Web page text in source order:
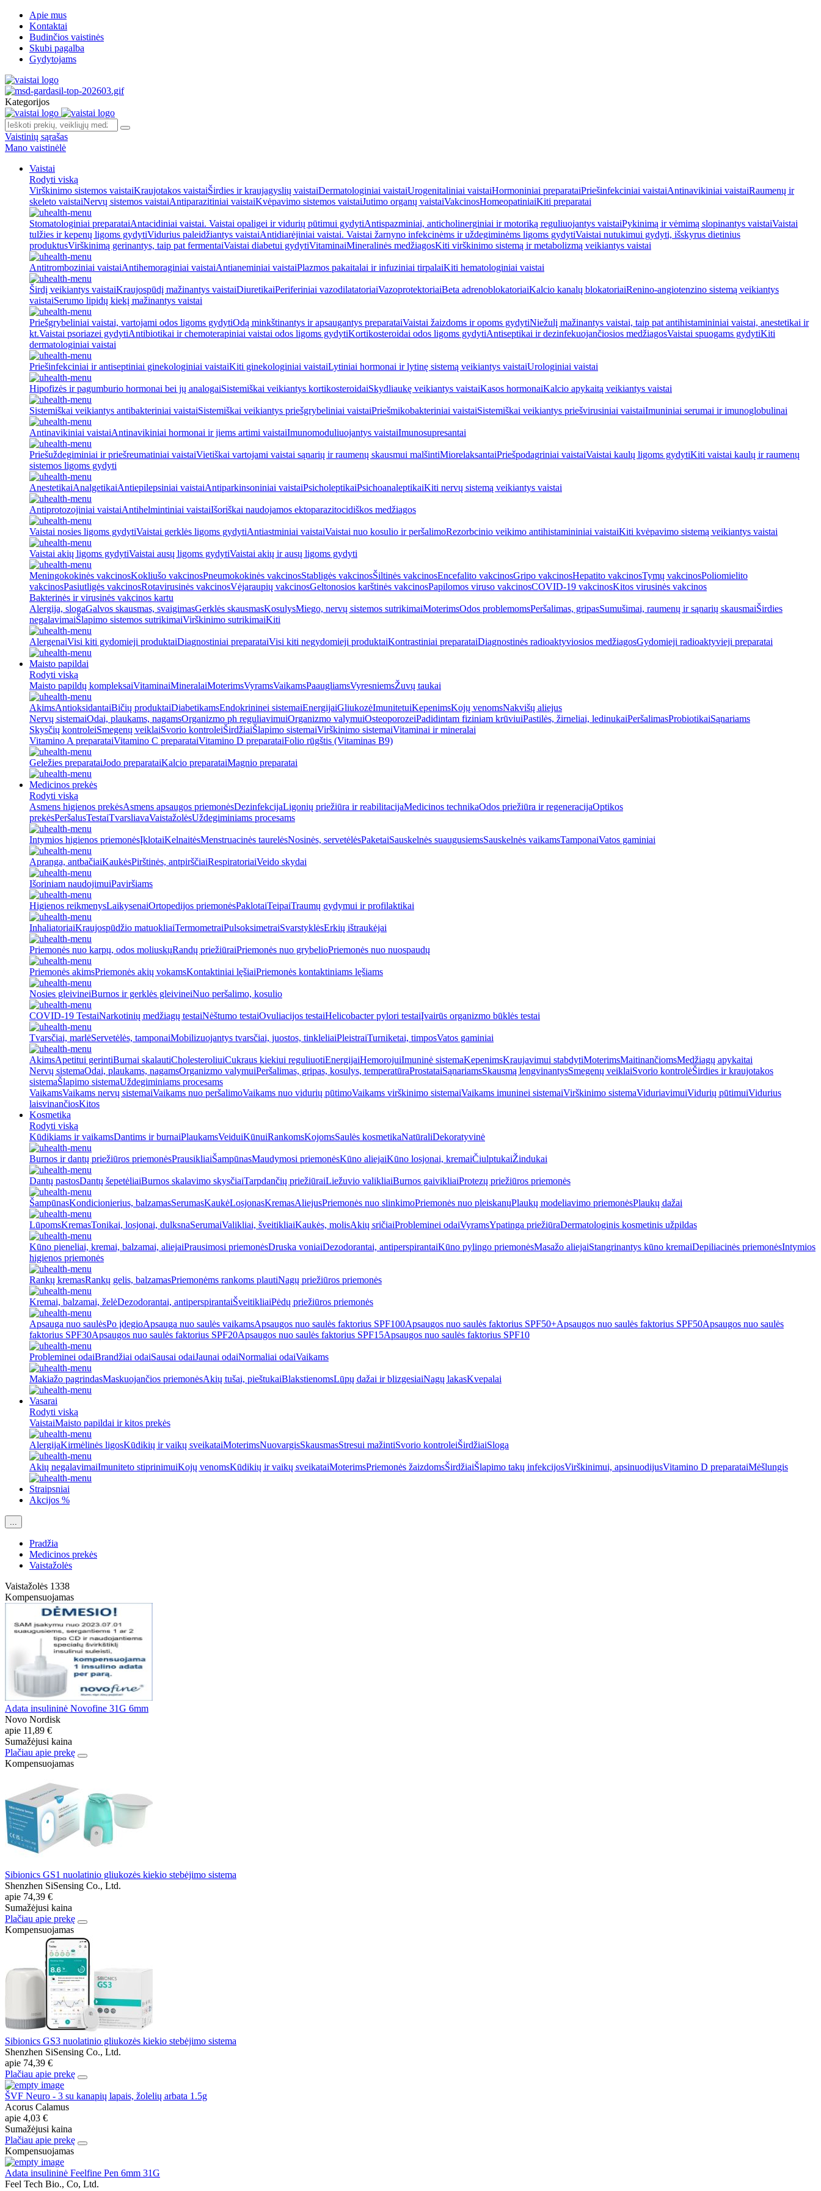
Apie mus
Kontaktai
Budinčios vaistinės
Skubi pagalba
Gydytojams
Kategorijos
Vaistinių sąrašas
Mano vaistinėlė
Vaistai
Rodyti viską
Virškinimo sistemos vaistaiKraujotakos vaistaiŠirdies ir kraujagyslių vaistaiDermatologiniai vaistaiUrogenitaliniai vaistaiHormoniniai preparataiPriešinfekciniai vaistaiAntinavikiniai vaistaiRaumenų ir
skeleto vaistaiNervų sistemos vaistaiAntiparazitiniai vaistaiKvėpavimo sistemos vaistaiJutimo organų vaistaiVakcinosHomeopatiniaiKiti preparatai
Stomatologiniai preparataiAntacidiniai vaistai. Vaistai opaligei ir vidurių pūtimui gydytiAntispazminiai, anticholinerginiai ir motoriką reguliuojantys vaistaiPykinimą ir vėmimą slopinantys vaistaiVaistai
tulžies ir kepenų ligoms gydytiVidurius paleidžiantys vaistaiAntidiarėjiniai vaistai. Vaistai žarnyno infekcinėms ir uždegiminėms ligoms gydytiVaistai nutukimui gydyti, išskyrus dietinius
produktusVirškinimą gerinantys, taip pat fermentaiVaistai diabetui gydytiVitaminaiMineralinės medžiagosKiti virškinimo sistemą ir metabolizmą veikiantys vaistai
Antitromboziniai vaistaiAntihemoraginiai vaistaiAntianeminiai vaistaiPlazmos pakaitalai ir infuziniai tirpalaiKiti hematologiniai vaistai
Širdį veikiantys vaistaiKraujospūdį mažinantys vaistaiDiuretikaiPeriferiniai vazodilatatoriaiVazoprotektoriaiBeta adrenoblokatoriaiKalcio kanalų blokatoriaiRenino-angiotenzino sistemą veikiantys
vaistaiSerumo lipidų kiekį mažinantys vaistai
Priešgrybeliniai vaistai, vartojami odos ligoms gydytiOdą minkštinantys ir apsaugantys preparataiVaistai žaizdoms ir opoms gydytiNiežulį mažinantys vaistai, taip pat antihistamininiai vaistai, anestetikai ir
kt.Vaistai psoriazei gydytiAntibiotikai ir chemoterapiniai vaistai odos ligoms gydytiKortikosteroidai odos ligoms gydytiAntiseptikai ir dezinfekuojančiosios medžiagosVaistai spuogams gydytiKiti
dermatologiniai vaistai
Priešinfekciniai ir antiseptiniai ginekologiniai vaistaiKiti ginekologiniai vaistaiLytiniai hormonai ir lytinę sistemą veikiantys vaistaiUrologiniai vaistai
Hipofizės ir pagumburio hormonai bei jų analogaiSistemiškai veikiantys kortikosteroidaiSkydliaukę veikiantys vaistaiKasos hormonaiKalcio apykaitą veikiantys vaistai
Sistemiškai veikiantys antibakteriniai vaistaiSistemiškai veikiantys priešgrybeliniai vaistaiPriešmikobakteriniai vaistaiSistemiškai veikiantys priešvirusiniai vaistaiImuniniai serumai ir imunoglobulinai
Antinavikiniai vaistaiAntinavikiniai hormonai ir jiems artimi vaistaiImunomoduliuojantys vaistaiImunosupresantai
Priešuždegiminiai ir priešreumatiniai vaistaiVietiškai vartojami vaistai sąnarių ir raumenų skausmui malšintiMiorelaksantaiPriešpodagriniai vaistaiVaistai kaulų ligoms gydytiKiti vaistai kaulų ir raumenų
sistemos ligoms gydyti
AnestetikaiAnalgetikaiAntiepilepsiniai vaistaiAntiparkinsoniniai vaistaiPsicholeptikaiPsichoanaleptikaiKiti nervų sistemą veikiantys vaistai
Antiprotozojiniai vaistaiAntihelmintiniai vaistaiIšoriškai naudojamos ektoparazitocidiškos medžiagos
Vaistai nosies ligoms gydytiVaistai gerklės ligoms gydytiAntiastminiai vaistaiVaistai nuo kosulio ir peršalimoRezorbcinio veikimo antihistamininiai vaistaiKiti kvėpavimo sistemą veikiantys vaistai
Vaistai akių ligoms gydytiVaistai ausų ligoms gydytiVaistai akių ir ausų ligoms gydyti
Meningokokinės vakcinosKokliušo vakcinosPneumokokinės vakcinosStabligės vakcinosŠiltinės vakcinosEncefalito vakcinosGripo vakcinosHepatito vakcinosTymų vakcinosPoliomielito
vakcinosPasiutligės vakcinosRotavirusinės vakcinosVėjaraupių vakcinosGeltonosios karštinės vakcinosPapilomos viruso vakcinosCOVID-19 vakcinosKitos virusinės vakcinos
Bakterinės ir virusinės vakcinos kartu
Alergija, slogaGalvos skausmas, svaigimasGerklės skausmasKosulysMiego, nervų sistemos sutrikimaiMoterimsOdos problemomsPeršalimas, gripasSumušimai, raumenų ir sąnarių skausmaiŠirdies
negalavimaiŠlapimo sistemos sutrikimaiVirškinimo sutrikimaiKiti
AlergenaiVisi kiti gydomieji produktaiDiagnostiniai preparataiVisi kiti negydomieji produktaiKontrastiniai preparataiDiagnostinės radioaktyviosios medžiagosGydomieji radioaktyvieji preparatai
Maisto papildai
Rodyti viską
Maisto papildų kompleksaiVitaminaiMineralaiMoterimsVyramsVaikamsPaaugliamsVyresniemsŽuvų taukai
AkimsAntioksidantaiBičių produktaiDiabetikamsEndokrininei sistemaiEnergijaiGliukozėImunitetuiKepenimsKojų venomsNakvišų aliejus
Nervų sistemaiOdai, plaukams, nagamsOrganizmo ph reguliavimuiOrganizmo valymuiOsteoporozeiPadidintam fiziniam krūviuiPastilės, žirneliai, ledinukaiPeršalimasProbiotikaiSąnariams
Skysčių kontroleiSmegenų veiklaiSvorio kontroleiŠirdžiaiŠlapimo sistemaiVirškinimo sistemaiVitaminai ir mineralai
Vitamino A preparataiVitamino C preparataiVitamino D preparataiFolio rūgštis (Vitaminas B9)
Geležies preparataiJodo preparataiKalcio preparataiMagnio preparatai
Medicinos prekės
Rodyti viską
Asmens higienos prekėsAsmens apsaugos priemonėsDezinfekcijaLigonių priežiūra ir reabilitacijaMedicinos technikaOdos priežiūra ir regeneracijaOptikos
prekėsPeršalusTestaiTvarsliavaVaistažolėsUždegiminiams procesams
Intymios higienos priemonėsĮklotaiKelnaitėsMenstruacinės taurelėsNosinės, servetėlėsPaketaiSauskelnės suaugusiemsSauskelnės vaikamsTamponaiVatos gaminiai
Apranga, antbačiaiKaukėsPirštinės, antpirščiaiRespiratoriaiVeido skydai
Išoriniam naudojimuiPaviršiams
Higienos reikmenysLaikysenaiOrtopedijos priemonėsPaklotaiTeipaiTraumų gydymui ir profilaktikai
InhaliatoriaiKraujospūdžio matuokliaiTermometraiPulsoksimetraiSvarstyklėsErkių ištraukėjai
Priemonės nuo karpų, odos moliuskųRandų priežiūraiPriemonės nuo grybelioPriemonės nuo nuospaudų
Priemonės akimsPriemonės akių vokamsKontaktiniai lęšiaiPriemonės kontaktiniams lęšiams
Nosies gleivineiBurnos ir gerklės gleivineiNuo peršalimo, kosulio
COVID-19 TestaiNarkotinių medžiagų testaiNėštumo testaiOvuliacijos testaiHelicobacter pylori testaiĮvairūs organizmo būklės testai
Tvarsčiai, marlėServetėlės, tamponaiMobilizuojantys tvarsčiai, juostos, tinkleliaiPleistraiTurniketai, timposVatos gaminiai
AkimsApetitui gerintiBurnai skalautiCholesteroliuiCukraus kiekiui reguliuotiEnergijaiHemorojuiImuninė sistemaKepenimsKraujavimui stabdytiMoterimsMaitinančiomsMedžiagų apykaitai
Nervų sistemaOdai, plaukams, nagamsOrganizmo valymuiPeršalimas, gripas, kosulys, temperatūraProstataiSąnariamsSkausmą lengvinantysSmegenų veiklaiSvorio kontrolėŠirdies ir kraujotakos
sistemaŠlapimo sistemaUždegiminiams procesams
VaikamsVaikams nervų sistemaiVaikams nuo peršalimoVaikams nuo vidurių pūtimoVaikams virškinimo sistemaiVaikams imuninei sistemaiVirškinimo sistemaViduriavimuiVidurių pūtimuiVidurius
laisvinančiosKitos
Kosmetika
Rodyti viską
Kūdikiams ir vaikamsDantims ir burnaiPlaukamsVeiduiKūnuiRankomsKojomsSaulės kosmetikaNatūraliDekoratyvinė
Burnos ir dantų priežiūros priemonėsPrausikliaiŠampūnasMaudymosi priemonėsKūno aliejaiKūno losjonai, kremaiČiulptukaiŽindukai
Dantų pastosDantų šepetėliaiBurnos skalavimo skysčiaiTarpdančių priežiūraiLiežuvio valikliaiBurnos gaivikliaiProtezų priežiūros priemonės
ŠampūnasKondicionierius, balzamasSerumasKaukėLosjonasKremasAliejusPriemonės nuo slinkimoPriemonės nuo pleiskanųPlaukų modeliavimo priemonėsPlaukų dažai
LūpomsKremasTonikai, losjonai, dulksnaSerumaiValikliai, šveitikliaiKaukės, molisAkių sričiaiProbleminei odaiVyramsYpatinga priežiūraDermatologinis kosmetinis užpildas
Kūno pieneliai, kremai, balzamai, aliejaiPrausimosi priemonėsDruska voniaiDezodorantai, antiperspirantaiKūno pylingo priemonėsMasažo aliejaiStangrinantys kūno kremaiDepiliacinės priemonėsIntymios
higienos priemonės
Rankų kremasRankų gelis, balzamasPriemonėms rankoms plautiNagų priežiūros priemonės
Kremai, balzamai, želėDezodorantai, antiperspirantaiŠveitikliaiPėdų priežiūros priemonės
Apsauga nuo saulėsPo įdegioApsauga nuo saulės vaikamsApsaugos nuo saulės faktorius SPF100Apsaugos nuo saulės faktorius SPF50+Apsaugos nuo saulės faktorius SPF50Apsaugos nuo saulės
faktorius SPF30Apsaugos nuo saulės faktorius SPF20Apsaugos nuo saulės faktorius SPF15Apsaugos nuo saulės faktorius SPF10
Probleminei odaiBrandžiai odaiSausai odaiJaunai odaiNormaliai odaiVaikams
Makiažo pagrindasMaskuojančios priemonėsAkių tušai, pieštukaiBlakstienomsLūpų dažai ir blizgesiaiNagų lakasKvepalai
Vasarai
Rodyti viską
VaistaiMaisto papildai ir kitos prekės
AlergijaKirmėlinės ligosKūdikių ir vaikų sveikataiMoterimsNuovargisSkausmasStresui mažintiSvorio kontroleiŠirdžiaiSloga
Akių negalavimaiImuniteto stiprinimuiKojų venomsKūdikių ir vaikų sveikataiMoterimsPriemonės žaizdomsŠirdžiaiŠlapimo takų infekcijosVirškinimui, apsinuodijusVitamino D preparataiMėšlungis
Straipsniai
Akcijos %
...
Pradžia
Medicinos prekės
Vaistažolės
Vaistažolės 1338
Kompensuojamas
Adata insulininė Novofine 31G 6mm
Novo Nordisk
apie 11,89 €
Sumažėjusi kaina
Plačiau apie prekę
Kompensuojamas
Sibionics GS1 nuolatinio gliukozės kiekio stebėjimo sistema
Shenzhen SiSensing Co., Ltd.
apie 74,39 €
Sumažėjusi kaina
Plačiau apie prekę
Kompensuojamas
Sibionics GS3 nuolatinio gliukozės kiekio stebėjimo sistema
Shenzhen SiSensing Co., Ltd.
apie 74,39 €
Plačiau apie prekę
ŠVF Neuro - 3 su kanapių lapais, žolelių arbata 1.5g
Acorus Calamus
apie 4,03 €
Sumažėjusi kaina
Plačiau apie prekę
Kompensuojamas
Adata insulininė Feelfine Pen 6mm 31G
Feel Tech Bio., Co, Ltd.